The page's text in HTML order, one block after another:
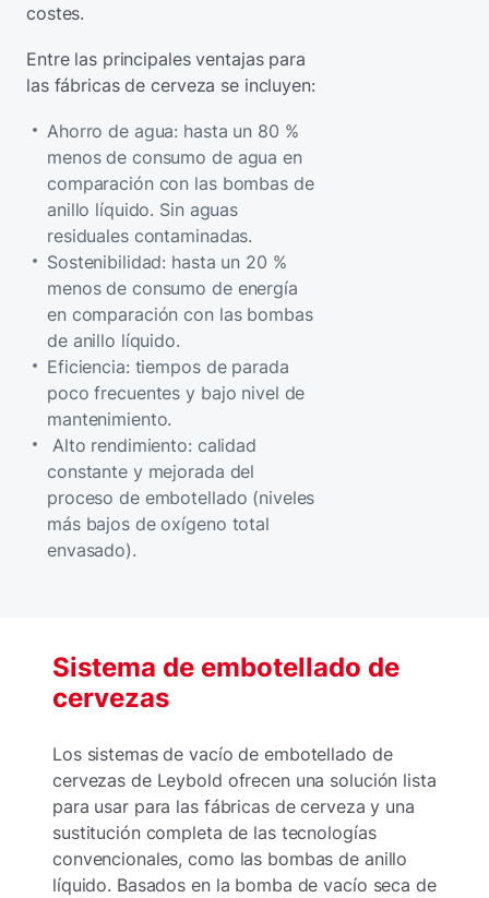
costes.
Entre las principales ventajas para
las fábricas de cerveza se incluyen:
Ahorro de agua: hasta un 80 %
menos de consumo de agua en
comparación con las bombas de
anillo líquido. Sin aguas
residuales contaminadas.
Sostenibilidad: hasta un 20 %
menos de consumo de energía
en comparación con las bombas
de anillo líquido.
Eficiencia: tiempos de parada
poco frecuentes y bajo nivel de
mantenimiento.
Alto rendimiento: calidad
constante y mejorada del
proceso de embotellado (niveles
más bajos de oxígeno total
envasado).
Sistema de embotellado de
cervezas
Los sistemas de vacío de embotellado de
cervezas de Leybold ofrecen una solución lista
para usar para las fábricas de cerveza y una
sustitución completa de las tecnologías
convencionales, como las bombas de anillo
líquido. Basados en la bomba de vacío seca de